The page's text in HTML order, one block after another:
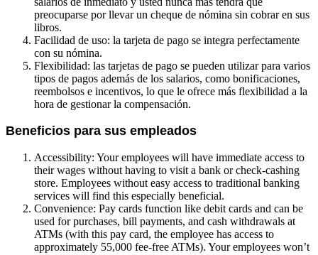
preocuparse por llevar un cheque de nómina sin cobrar en sus
libros.
Facilidad de uso: la tarjeta de pago se integra perfectamente
con su nómina.
Flexibilidad: las tarjetas de pago se pueden utilizar para varios
tipos de pagos además de los salarios, como bonificaciones,
reembolsos e incentivos, lo que le ofrece más flexibilidad a la
hora de gestionar la compensación.
Beneficios para sus empleados
Accessibility: Your employees will have immediate access to
their wages without having to visit a bank or check-cashing
store. Employees without easy access to traditional banking
services will find this especially beneficial.
Convenience: Pay cards function like debit cards and can be
used for purchases, bill payments, and cash withdrawals at
ATMs (with this pay card, the employee has access to
approximately 55,000 fee-free ATMs). Your employees won’t